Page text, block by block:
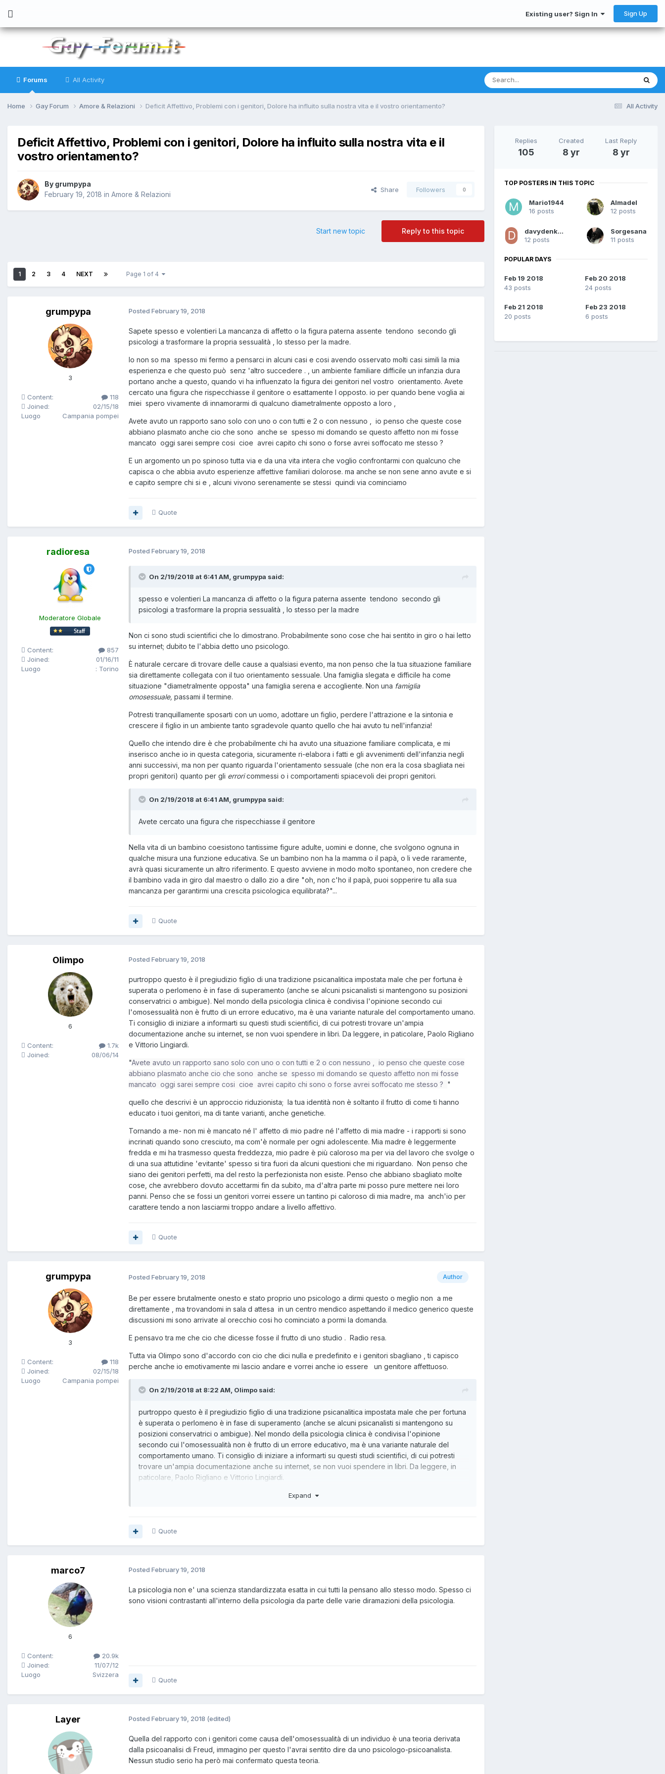
Existing user? Sign In Sign Up
Forums All Activity
All Activity
Home Gay Forum Amore & Relazioni Deficit Affettivo, Problemi con i genitori, Dolore ha influito sulla nostra vita e il vostro orientamento?
Deficit Affettivo, Problemi con i genitori, Dolore ha influito sulla nostra vita e il
vostro orientamento?
By grumpypa
February 19, 2018 in Amore & Relazioni
Share Followers 0
Reply to this topic
Start new topic
1 2 3 4 NEXT Page 1 of 4
grumpypa
3
Content:
118
Joined:
02/15/18
Luogo
Campania pompei
Posted February 19, 2018
Sapete spesso e volentieri La mancanza di affetto o la figura paterna assente tendono secondo gli
psicologi a trasformare la propria sessualità , lo stesso per la madre.
Io non so ma spesso mi fermo a pensarci in alcuni casi e cosi avendo osservato molti casi simili la mia
esperienza e che questo può senz 'altro succedere . , un ambiente familiare difficile un infanzia dura
portano anche a questo, quando vi ha influenzato la figura dei genitori nel vostro orientamento. Avete
cercato una figura che rispecchiasse il genitore o esattamente l opposto. io per quando bene voglia ai
miei spero vivamente di innamorarmi di qualcuno diametralmente opposto a loro ,
Avete avuto un rapporto sano solo con uno o con tutti e 2 o con nessuno , io penso che queste cose
abbiano plasmato anche cio che sono anche se spesso mi domando se questo affetto non mi fosse
mancato oggi sarei sempre cosi cioe avrei capito chi sono o forse avrei soffocato me stesso ?
E un argomento un po spinoso tutta via e da una vita intera che voglio confrontarmi con qualcuno che
capisca o che abbia avuto esperienze affettive familiari dolorose. ma anche se non sene anno avute e si
e capito sempre chi si e , alcuni vivono serenamente se stessi quindi via cominciamo
Quote
radioresa
Moderatore Globale
Content:
857
Joined:
01/16/11
Luogo
: Torino
Posted February 19, 2018
On 2/19/2018 at 6:41 AM, grumpypa said:
spesso e volentieri La mancanza di affetto o la figura paterna assente tendono secondo gli
psicologi a trasformare la propria sessualità , lo stesso per la madre
Non ci sono studi scientifici che lo dimostrano. Probabilmente sono cose che hai sentito in giro o hai letto
su internet; dubito te l'abbia detto uno psicologo.
È naturale cercare di trovare delle cause a qualsiasi evento, ma non penso che la tua situazione familiare
sia direttamente collegata con il tuo orientamento sessuale. Una famiglia slegata e difficile ha come
situazione "diametralmente opposta" una famiglia serena e accogliente. Non una famiglia
omosessuale, passami il termine.
Potresti tranquillamente sposarti con un uomo, adottare un figlio, perdere l'attrazione e la sintonia e
crescere il figlio in un ambiente tanto sgradevole quanto quello che hai avuto tu nell'infanzia!
Quello che intendo dire è che probabilmente chi ha avuto una situazione familiare complicata, e mi
inserisco anche io in questa categoria, sicuramente ri-elabora i fatti e gli avvenimenti dell'infanzia negli
anni successivi, ma non per quanto riguarda l'orientamento sessuale (che non era la cosa sbagliata nei
propri genitori) quanto per gli erroricommessi o i comportamenti spiacevoli dei propri genitori.
On 2/19/2018 at 6:41 AM, grumpypa said:
Avete cercato una figura che rispecchiasse il genitore
Nella vita di un bambino coesistono tantissime figure adulte, uomini e donne, che svolgono ognuna in
qualche misura una funzione educativa. Se un bambino non ha la mamma o il papà, o li vede raramente,
avrà quasi sicuramente un altro riferimento. E questo avviene in modo molto spontaneo, non credere che
il bambino vada in giro dal maestro o dallo zio a dire "oh, non c'ho il papà, puoi sopperire tu alla sua
mancanza per garantirmi una crescita psicologica equilibrata?"...
Quote
Olimpo
6
Content:
1.7k
Joined:
08/06/14
Posted February 19, 2018
purtroppo questo è il pregiudizio figlio di una tradizione psicanalitica impostata male che per fortuna è
superata o perlomeno è in fase di superamento (anche se alcuni psicanalisti si mantengono su posizioni
conservatrici o ambigue). Nel mondo della psicologia clinica è condivisa l'opinione secondo cui
l'omosessualità non è frutto di un errore educativo, ma è una variante naturale del comportamento umano.
Ti consiglio di iniziare a informarti su questi studi scientifici, di cui potresti trovare un'ampia
documentazione anche su internet, se non vuoi spendere in libri. Da leggere, in paticolare, Paolo Rigliano
e Vittorio Lingiardi.
"Avete avuto un rapporto sano solo con uno o con tutti e 2 o con nessuno , io penso che queste cose
abbiano plasmato anche cio che sono anche se spesso mi domando se questo affetto non mi fosse
mancato oggi sarei sempre cosi cioe avrei capito chi sono o forse avrei soffocato me stesso ? "
quello che descrivi è un approccio riduzionista; la tua identità non è soltanto il frutto di come ti hanno
educato i tuoi genitori, ma di tante varianti, anche genetiche.
Tornando a me- non mi è mancato né l' affetto di mio padre né l'affetto di mia madre - i rapporti si sono
incrinati quando sono cresciuto, ma com'è normale per ogni adolescente. Mia madre è leggermente
fredda e mi ha trasmesso questa freddezza, mio padre è più caloroso ma per via del lavoro che svolge o
di una sua attutidine 'evitante' spesso si tira fuori da alcuni questioni che mi riguardano. Non penso che
siano dei genitori perfetti, ma del resto la perfezionista non esiste. Penso che abbiano sbagliato molte
cose, che avrebbero dovuto accettarmi fin da subito, ma d'altra parte mi posso pure mettere nei loro
panni. Penso che se fossi un genitori vorrei essere un tantino pi caloroso di mia madre, ma anch'io per
carattere tendo a non lasciarmi troppo andare a livello affettivo.
Quote
grumpypa
3
Content:
118
Joined:
02/15/18
Luogo
Campania pompei
Author
Posted February 19, 2018
Be per essere brutalmente onesto e stato proprio uno psicologo a dirmi questo o meglio non a me
direttamente , ma trovandomi in sala d attesa in un centro mendico aspettando il medico generico queste
discussioni mi sono arrivate al orecchio cosi ho cominciato a pormi la domanda.
E pensavo tra me che cio che dicesse fosse il frutto di uno studio . Radio resa.
Tutta via Olimpo sono d'accordo con cio che dici nulla e predefinito e i genitori sbagliano , ti capisco
perche anche io emotivamente mi lascio andare e vorrei anche io essere un genitore affettuoso.
On 2/19/2018 at 8:22 AM, Olimpo said:
purtroppo questo è il pregiudizio figlio di una tradizione psicanalitica impostata male che per fortuna
è superata o perlomeno è in fase di superamento (anche se alcuni psicanalisti si mantengono su
posizioni conservatrici o ambigue). Nel mondo della psicologia clinica è condivisa l'opinione
secondo cui l'omosessualità non è frutto di un errore educativo, ma è una variante naturale del
comportamento umano. Ti consiglio di iniziare a informarti su questi studi scientifici, di cui potresti
trovare un'ampia documentazione anche su internet, se non vuoi spendere in libri. Da leggere, in
paticolare, Paolo Rigliano e Vittorio Lingiardi.
Avete avuto un rapporto sano solo con uno o con tutti e 2 o con nessuno , io penso che queste
stesso ?
"
quello che descrivi è un approccio riduzionista; la tua identità non è soltanto il frutto di come ti
Tornando a me- non mi è mancato né l' affetto di mio padre né l'affetto di mia madre - i rapporti si
sono incrinati quando sono cresciuto, ma com'è normale per ogni adolescente. Mia madre è
leggermente fredda e mi ha trasmesso questa freddezza, mio padre è più caloroso ma per via del
lavoro che svolge o di una sua attutidine 'evitante' spesso si tira fuori da alcuni questioni che mi
Expand
Quote
marco7
6
Content:
20.9k
Joined:
11/07/12
Luogo
Svizzera
Posted February 19, 2018
La psicologia non e' una scienza standardizzata esatta in cui tutti la pensano allo stesso modo. Spesso ci
sono visioni contrastanti all'interno della psicologia da parte delle varie diramazioni della psicologia.
Quote
Layer Posted February 19, 2018 (edited)
Quella del rapporto con i genitori come causa dell'omosessualità di un individuo è una teoria derivata
dalla psicoanalisi di Freud, immagino per questo l'avrai sentito dire da uno psicologo-psicoanalista.
Nessun studio serio ha però mai confermato questa teoria.
Replies
105
Created
8 yr
Last Reply
8 yr
TOP POSTERS IN THIS TOPIC
Mario1944
16 posts
Almadel
12 posts
davydenkovic90
12 posts
Sorgesana
11 posts
POPULAR DAYS
Feb 19 2018
43 posts
Feb 20 2018
24 posts
Feb 21 2018
20 posts
Feb 23 2018
6 posts